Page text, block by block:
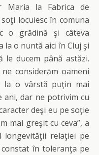
Maria la Fabrica de
locuiesc în comuna
o grădină şi câteva
la o nuntă aici în Cluj şi
le ducem până astăzi.
considerăm oameni
la o vârstă puţin mai
ani, dar ne potrivim cu
deşi eu pe soţie
mai greşit cu ceva”, a
longevităţii relaţiei pe
în toleranţa pe